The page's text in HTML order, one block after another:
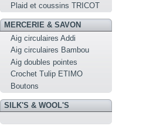
Plaid et coussins TRICOT
MERCERIE & SAVON
Aig circulaires Addi
Aig circulaires Bambou
Aig doubles pointes
Crochet Tulip ETIMO
Boutons
SILK'S & WOOL'S